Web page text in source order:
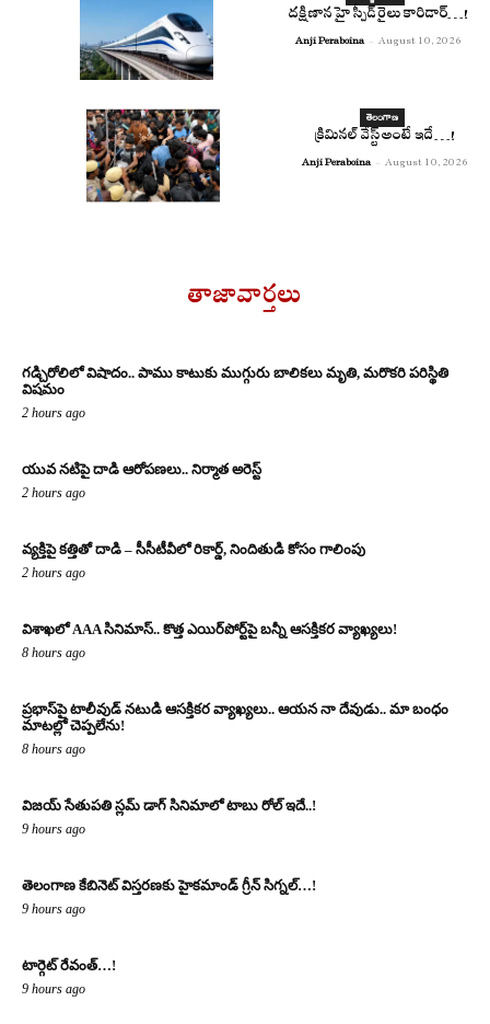
దక్షిణాన హై స్పీడ్ రైలు కారిడార్…!
Anji Peraboina - August 10, 2026
తెలంగాణ
క్రిమినల్ వేస్ట్ అంటే ఇదే…!
Anji Peraboina - August 10, 2026
తాజావార్తలు
గడ్చిరోలిలో విషాదం.. పాము కాటుకు ముగ్గురు బాలికలు మృతి, మరొకరి పరిస్థితి
విషమం
2 hours ago
యువ నటిపై దాడి ఆరోపణలు.. నిర్మాత అరెస్ట్
2 hours ago
వ్యక్తిపై కత్తితో దాడి – సీసీటీవీలో రికార్డ్, నిందితుడి కోసం గాలింపు
2 hours ago
విశాఖలో AAA సినిమాస్.. కొత్త ఎయిర్‌పోర్ట్‌పై బన్నీ ఆసక్తికర వ్యాఖ్యలు!
8 hours ago
ప్రభాస్‌పై టాలీవుడ్ నటుడి ఆసక్తికర వ్యాఖ్యలు.. ఆయన నా దేవుడు.. మా బంధం
మాటల్లో చెప్పలేను!
8 hours ago
విజయ్ సేతుపతి స్లమ్ డాగ్ సినిమాలో టాబు రోల్ ఇదే..!
9 hours ago
తెలంగాణ కేబినెట్ విస్తరణకు హైకమాండ్ గ్రీన్ సిగ్నల్…!
9 hours ago
టార్గెట్ రేవంత్…!
9 hours ago